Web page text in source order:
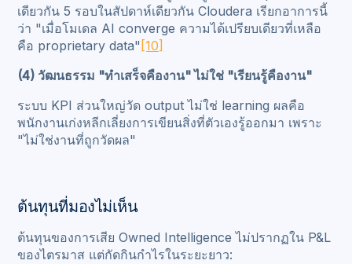
เดียวกัน 5 รอบในสัปดาห์เดียวกัน Cloudera เรียกอาการนี้
ว่า "เมื่อโมเดล AI converge ความได้เปรียบเดียวที่เหลือ
คือ proprietary data" [10]
(4) วัฒนธรรม "ทำเสร็จคืองาน" ไม่ใช่ "เรียนรู้คืองาน"
ระบบ KPI ส่วนใหญ่วัด output ไม่ใช่ learning ผลคือ
พนักงานเก่งหลีกเลี่ยงการเขียนสิ่งที่ตัวเองรู้ออกมา เพราะ
"ไม่ใช่งานที่ถูกวัดผล"
ต้นทุนที่มองไม่เห็น
ต้นทุนของการเสีย Owned Intelligence ไม่ปรากฏใน P&L
ของไตรมาส แต่กัดกินกำไรในระยะยาว: